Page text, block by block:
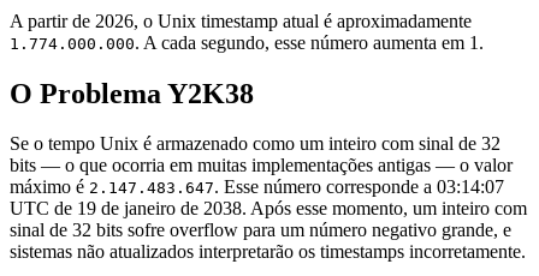
A partir de 2026, o Unix timestamp atual é aproximadamente
1.774.000.000. A cada segundo, esse número aumenta em 1.
O Problema Y2K38
Se o tempo Unix é armazenado como um inteiro com sinal de 32
bits — o que ocorria em muitas implementações antigas — o valor
máximo é 2.147.483.647. Esse número corresponde a 03:14:07
UTC de 19 de janeiro de 2038. Após esse momento, um inteiro com
sinal de 32 bits sofre overflow para um número negativo grande, e
sistemas não atualizados interpretarão os timestamps incorretamente.